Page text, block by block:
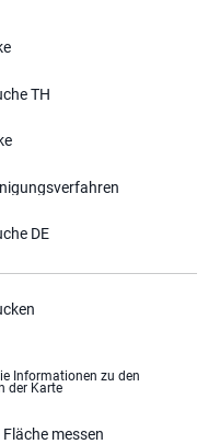
TH
DE
Informationen zu den
der Karte
messen